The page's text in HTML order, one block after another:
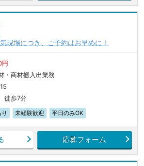
現場につき、ご予約はお早めに！
円
・商材搬入出業務
徒歩7分
未経験歓迎 平日のみOK
応募フォーム